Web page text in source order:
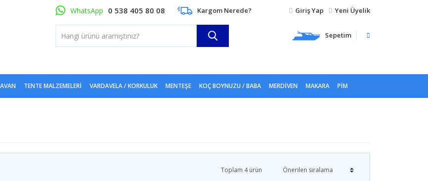
WhatsApp 0 538 405 80 08 Kargom Nerede? Giriş Yap Yeni Üyelik
Sepetim
TENTE MALZEMELERI VARDAVELA / KORKULUK MENTEŞE KOÇ BOYNUZU / BABA MERDIVEN MAKARA PIM
Toplam 4 ürün